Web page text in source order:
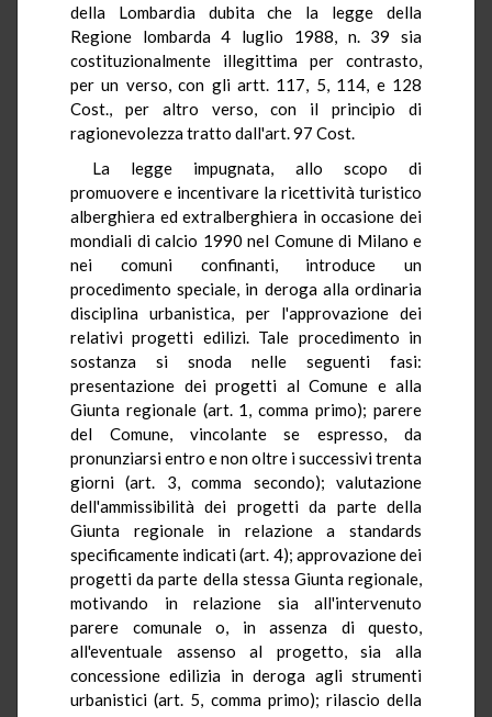
della Lombardia dubita che la legge della
Regione lombarda 4 luglio 1988, n. 39 sia
costituzionalmente illegittima per contrasto,
per un verso, con gli artt. 117, 5, 114, e 128
Cost., per altro verso, con il principio di
ragionevolezza tratto dall'art. 97 Cost.
La legge impugnata, allo scopo di
promuovere e incentivare la ricettività turistico
alberghiera ed extralberghiera in occasione dei
mondiali di calcio 1990 nel Comune di Milano e
nei comuni confinanti, introduce un
procedimento speciale, in deroga alla ordinaria
disciplina urbanistica, per l'approvazione dei
relativi progetti edilizi. Tale procedimento in
sostanza si snoda nelle seguenti fasi:
presentazione dei progetti al Comune e alla
Giunta regionale (art. 1, comma primo); parere
del Comune, vincolante se espresso, da
pronunziarsi entro e non oltre i successivi trenta
giorni (art. 3, comma secondo); valutazione
dell'ammissibilità dei progetti da parte della
Giunta regionale in relazione a standards
specificamente indicati (art. 4); approvazione dei
progetti da parte della stessa Giunta regionale,
motivando in relazione sia all'intervenuto
parere comunale o, in assenza di questo,
all'eventuale assenso al progetto, sia alla
concessione edilizia in deroga agli strumenti
urbanistici (art. 5, comma primo); rilascio della